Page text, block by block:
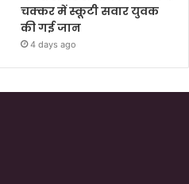
चक्कर में स्कूटी सवार युवक
की गई जान
4 days ago